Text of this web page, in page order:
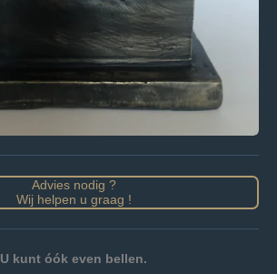
Advies nodig ?
Wij helpen u graag !
U kunt óók even bellen.